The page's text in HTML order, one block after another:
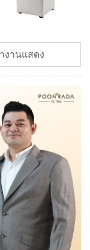
งานแสดง